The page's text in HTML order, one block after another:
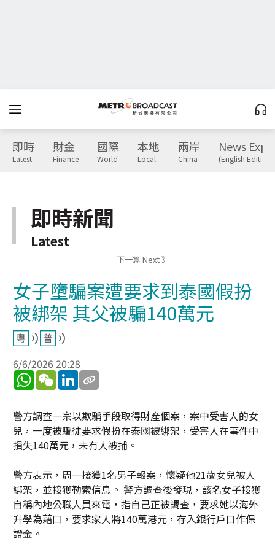
即時
Latest
財金
Finance
國際
World
本地
Local
兩岸
China
News
(English Edition)
即時新聞
Latest
下一篇 Next 》
女子墮騙案遭要求到泰國假扮
被綁架 其父被騙140萬元
6/6/2026 20:28
WhatsApp
WeChatLinkedIn
警方調查一宗以欺騙手段取得財產個案，案中受害人的女
兒，一度被騙徒要求假扮在泰國被綁架，受害人在事件中
損失140萬元，未有人被捕。
警方表示，周一接獲1名男子報案，懷疑他21歲女兒被人
綁架，並接獲勒索信息。 警方調查後發現，該名女子接獲
自稱內地公職人員來電，指自己正被調查，要求她以海外
升學為藉口，要求家人將140萬港元，存入銀行戶口作保
證金。